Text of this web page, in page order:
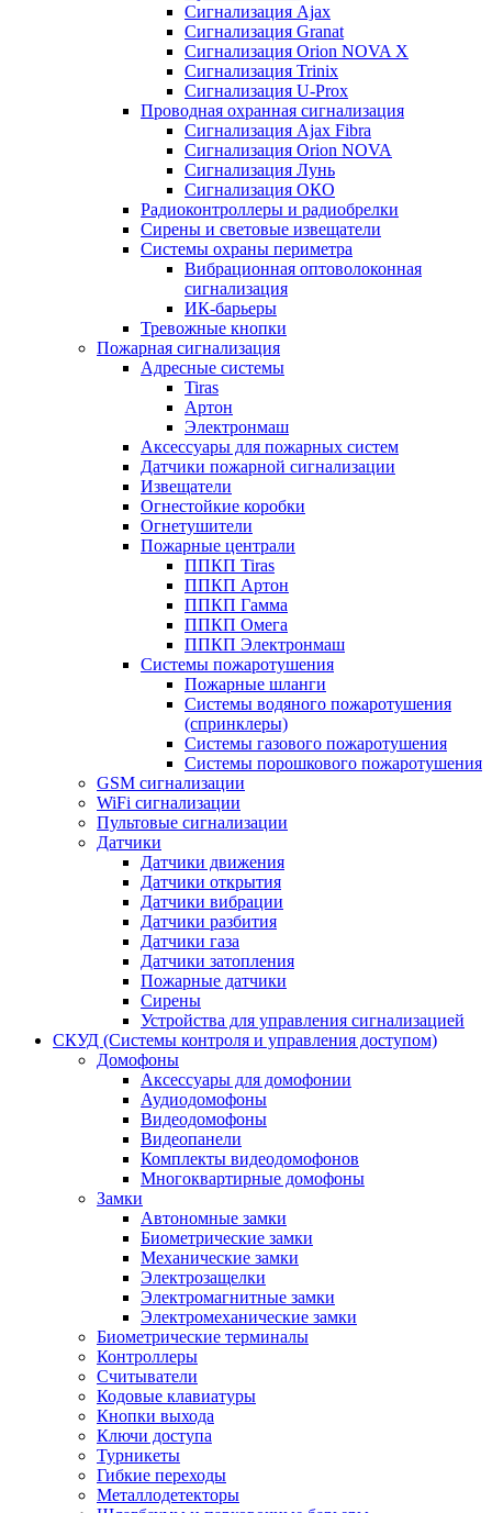
Сигнализация Ajax
Сигнализация Granat
Сигнализация Orion NOVA X
Сигнализация Trinix
Сигнализация U-Prox
Проводная охранная сигнализация
Сигнализация Ajax Fibra
Сигнализация Orion NOVA
Сигнализация Лунь
Сигнализация ОКО
Радиоконтроллеры и радиобрелки
Сирены и световые извещатели
Системы охраны периметра
Вибрационная оптоволоконная
сигнализация
ИК-барьеры
Тревожные кнопки
Пожарная сигнализация
Адресные системы
Tiras
Артон
Электронмаш
Аксессуары для пожарных систем
Датчики пожарной сигнализации
Извещатели
Огнестойкие коробки
Огнетушители
Пожарные централи
ППКП Tiras
ППКП Артон
ППКП Гамма
ППКП Омега
ППКП Электронмаш
Системы пожаротушения
Пожарные шланги
Системы водяного пожаротушения
(спринклеры)
Системы газового пожаротушения
Системы порошкового пожаротушения
GSM сигнализации
WiFi сигнализации
Пультовые сигнализации
Датчики
Датчики движения
Датчики открытия
Датчики вибрации
Датчики разбития
Датчики газа
Датчики затопления
Пожарные датчики
Сирены
Устройства для управления сигнализацией
СКУД (Системы контроля и управления доступом)
Домофоны
Аксессуары для домофонии
Аудиодомофоны
Видеодомофоны
Видеопанели
Комплекты видеодомофонов
Многоквартирные домофоны
Замки
Автономные замки
Биометрические замки
Механические замки
Электрозащелки
Электромагнитные замки
Электромеханические замки
Биометрические терминалы
Контроллеры
Считыватели
Кодовые клавиатуры
Кнопки выхода
Ключи доступа
Турникеты
Гибкие переходы
Металлодетекторы